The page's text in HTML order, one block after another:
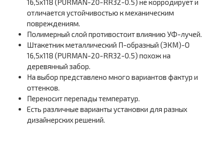
16,5х118 (PURMAN-20-RR32-0.5) не корродирует и
отличается устойчивостью к механическим
повреждениям.
Полимерный слой противостоит влиянию УФ-лучей.
Штакетник металлический П-образный (ЭКМ)-O
16,5х118 (PURMAN-20-RR32-0.5) похож на
деревянный забор.
На выбор представлено много вариантов фактур и
оттенков.
Переносит перепады температур.
Есть различные варианты установки для разных
дизайнерских решений.